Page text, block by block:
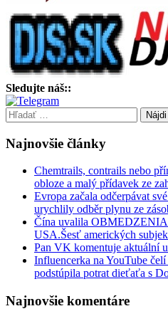
Sledujte náš::
Hľadať:
Najnovšie články
Chemtrails, contrails nebo
obloze a malý přídavek ze
Evropa začala odčerpávat
urychlily odběr plynu ze
Čína uvalila
USA.Šesť amerických
Pan VK komentuje aktuální
Influencerka na YouTube
podstúpila potrat dieťaťa s
Najnovšie komentáre